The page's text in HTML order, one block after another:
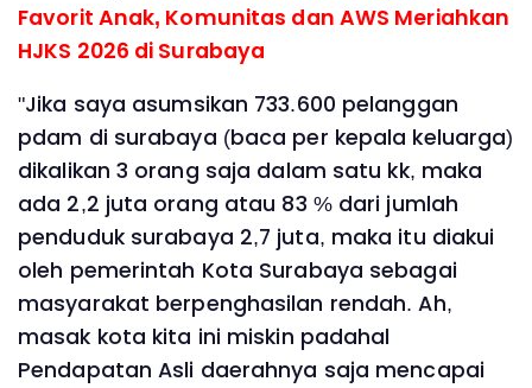
Favorit Anak, Komunitas dan AWS Meriahkan
HJKS 2026 di Surabaya
"Jika saya asumsikan 733.600 pelanggan
pdam di surabaya (baca per kepala keluarga)
dikalikan 3 orang saja dalam satu kk, maka
ada 2,2 juta orang atau 83 % dari jumlah
penduduk surabaya 2,7 juta, maka itu diakui
oleh pemerintah Kota Surabaya sebagai
masyarakat berpenghasilan rendah. Ah,
masak kota kita ini miskin padahal
Pendapatan Asli daerahnya saja mencapai